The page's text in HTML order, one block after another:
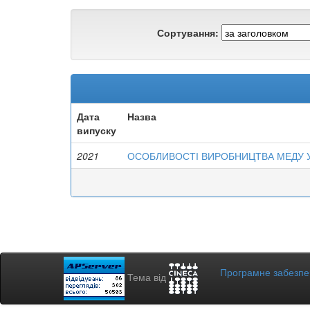
Сортування:
Дата
випуску
Назва
2021 ОСОБЛИВОСТІ ВИРОБНИЦТВА МЕДУ У
Тема від Програмне